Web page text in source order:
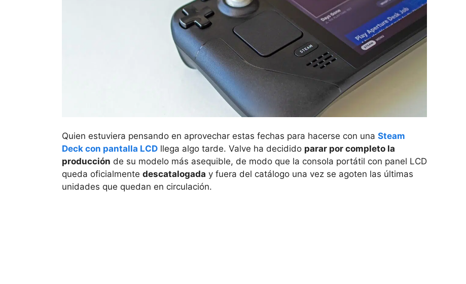
Quien estuviera pensando en aprovechar estas fechas para hacerse con una Steam
Deck con pantalla LCD llega algo tarde. Valve ha decidido parar por completo la
producción de su modelo más asequible, de modo que la consola portátil con panel LCD
queda oficialmente descatalogada y fuera del catálogo una vez se agoten las últimas
unidades que quedan en circulación.